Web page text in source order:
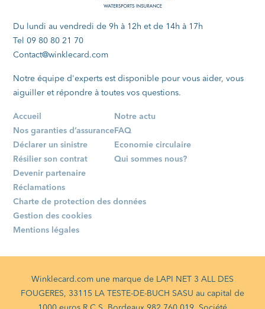
Du lundi au vendredi de 9h à 12h et de 14h à 17h
Tel 09 80 80 21 70
Contact@winklecard.com
Notre équipe d'experts est disponible pour vous aider, vous
aiguiller et répondre à toutes vos questions.
Accueil
Nos garanties d’assurance
Déclarer un sinistre
Résilier son contrat
Devenir partenaire
Notre actu
FAQ
Economie circulaire
Qui sommes nous?
Réclamations
Charte de protection des données
Gestion des cookies
Mentions légales
Winklecard.com une marque de LAPI NET 3 ALL DES
FOUGERES, 33115 LA TESTE-DE-BUCH SASU au capital de